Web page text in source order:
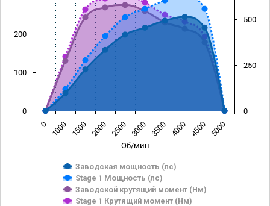
Об/мин
Заводская мощность (лс)
Stage 1 Мощность (лс)
Заводской крутящий момент (Нм)
Stage 1 Крутящий момент (Нм)
0 1000 1500 2000 2500 3000 3500 4000 4500 5000
0
100
200
0
250
500